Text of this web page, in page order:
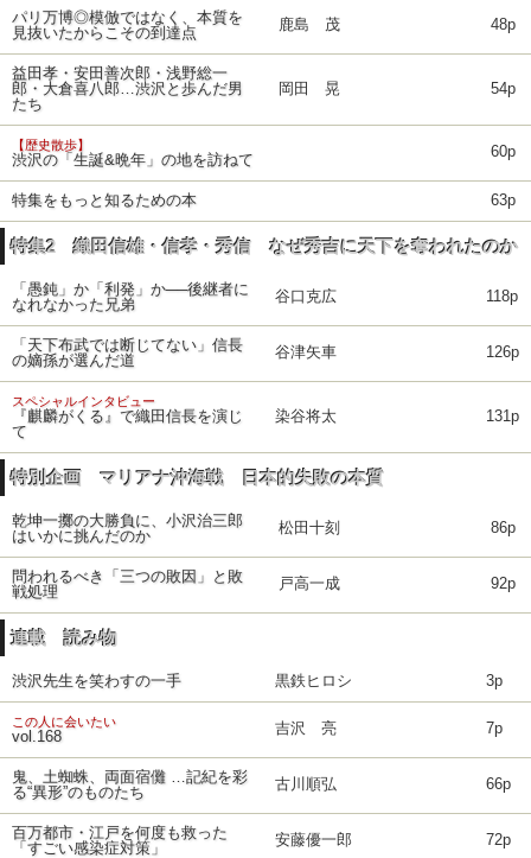
パリ万博◎模倣ではなく、本質を
見抜いたからこその到達点
鹿島 茂 48p
益田孝・安田善次郎・浅野総一
郎・大倉喜八郎…渋沢と歩んだ男
たち
岡田 晃 54p
【歴史散歩】
渋沢の「生誕&晩年」の地を訪ねて 60p
特集をもっと知るための本 63p
特集2 織田信雄・信孝・秀信 なぜ秀吉に天下を奪われたのか
「愚鈍」か「利発」か──後継者に
なれなかった兄弟
谷口克広 118p
「天下布武では断じてない」信長
の嫡孫が選んだ道
谷津矢車 126p
スペシャルインタビュー
『麒麟がくる』で織田信長を演じ
て
染谷将太 131p
特別企画 マリアナ沖海戦 日本的失敗の本質
乾坤一擲の大勝負に、小沢治三郎
はいかに挑んだのか
松田十刻 86p
問われるべき「三つの敗因」と敗
戦処理
戸高一成 92p
連載 読み物
渋沢先生を笑わすの一手 黒鉄ヒロシ 3p
この人に会いたい
vol.168 吉沢 亮 7p
鬼、土蜘蛛、両面宿儺 …記紀を彩
る“異形”のものたち
古川順弘 66p
百万都市・江戸を何度も救った
「すごい感染症対策」
安藤優一郎 72p